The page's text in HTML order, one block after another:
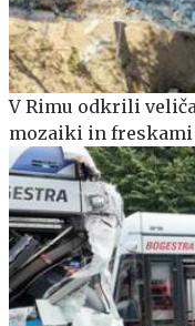
V Rimu odkrili
mozaiki in freskami